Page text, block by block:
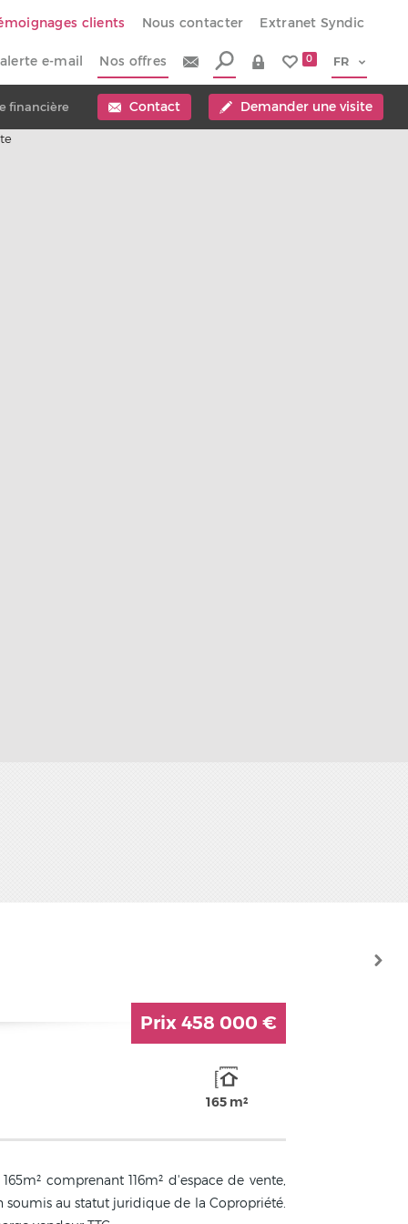
clients Nous contacter Extranet Syndic
e-mail Nos offres 0
financière Contact Demander une visite
Prix458 000 €
165 m²
comprenant 116m² d'espace de vente,
soumis au statut juridique de la Copropriété.